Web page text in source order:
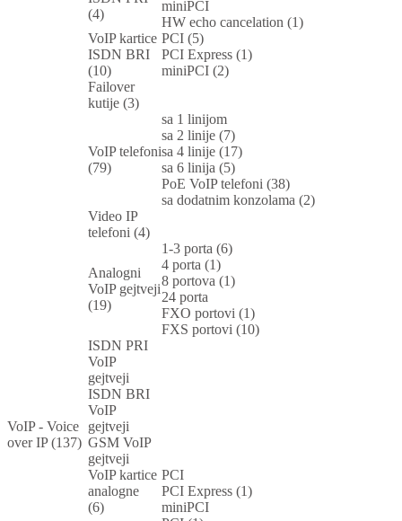
(4)
miniPCI
HW echo cancelation (1)
VoIP kartice
ISDN BRI
(10)
PCI (5)
PCI Express (1)
miniPCI (2)
Failover
kutije (3)
VoIP - Voice
over IP (137)
VoIP telefoni
(79)
sa 1 linijom
sa 2 linije (7)
sa 4 linije (17)
sa 6 linija (5)
PoE VoIP telefoni (38)
sa dodatnim konzolama (2)
Video IP
telefoni (4)
Analogni
VoIP gejtveji
(19)
1-3 porta (6)
4 porta (1)
8 portova (1)
24 porta
FXO portovi (1)
FXS portovi (10)
ISDN PRI
VoIP
gejtveji
ISDN BRI
VoIP
gejtveji
GSM VoIP
gejtveji
VoIP kartice
analogne
(6)
PCI
PCI Express (1)
miniPCI